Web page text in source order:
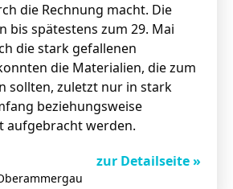
die Rechnung macht. Die
bis spätestens zum 29. Mai
die stark gefallenen
die Materialien, die zum
sollten, zuletzt nur in stark
beziehungsweise
aufgebracht werden.
zur Detailseite »